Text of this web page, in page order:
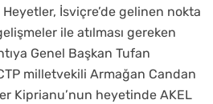
İsviçre’de gelinen nokta
ile atılması gereken
Genel Başkan Tufan
milletvekili Armağan Candan
Kiprianu’nun heyetinde AKEL